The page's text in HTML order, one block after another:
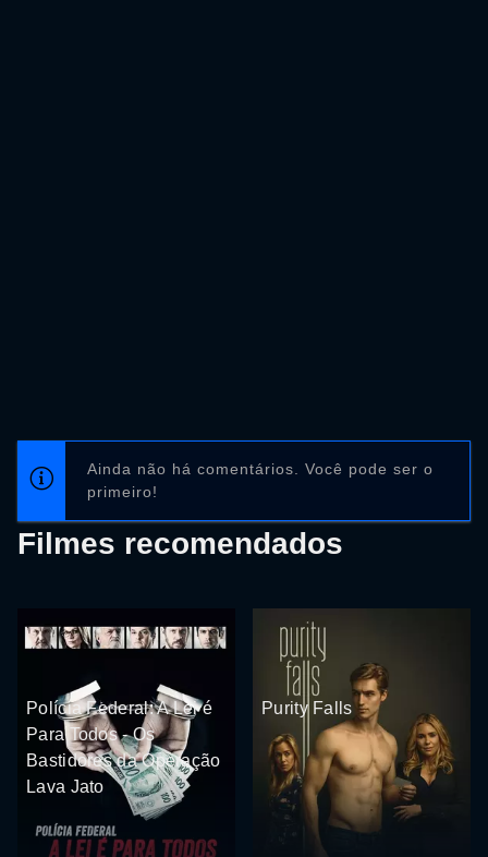
Ainda não há comentários. Você pode ser o
primeiro!
Filmes recomendados
Polícia Federal: A Lei é
Para Todos - Os
Bastidores da Operação
Lava Jato
Purity Falls